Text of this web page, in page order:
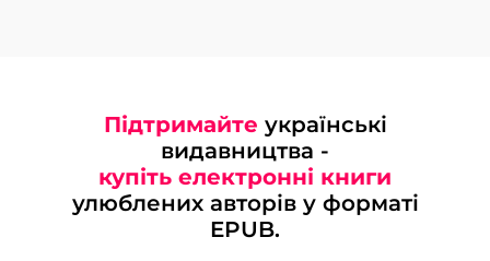
Підтримайте українські
видавництва -
купіть електронні книги
улюблених авторів у форматі
EPUB.